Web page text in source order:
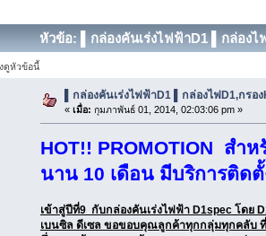
หัวข้อ: ▌กล่องคันเร่งไฟฟ้าD1 ▌กล่องไ
ดูหัวข้อนี้
▌กล่องคันเร่งไฟฟ้าD1 ▌กล่องไฟD1,กรอง
«เมื่อ: กุมภาพันธ์ 01, 2014, 02:03:06 pm »
HOT!! PROMOTION สำ
นาน 10 เดือน มีบริการติด
เข้าสู่ปีที่9 กับกล่องคันเร่งไฟฟ้า D1spec โดย
เบนซิล ดีเซล ขอขอบคุณลูกค้าทุกกลุ่มทุกคลับ ที่